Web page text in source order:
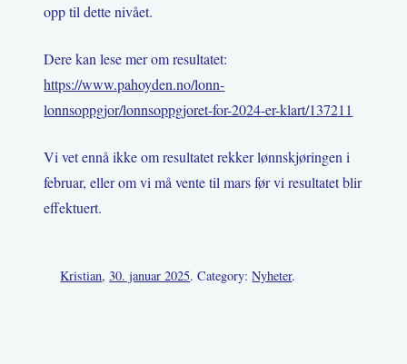
opp til dette nivået.
Dere kan lese mer om resultatet:
https://www.pahoyden.no/lonn-
lonnsoppgjor/lonnsoppgjoret-for-2024-er-klart/137211
Vi vet ennå ikke om resultatet rekker lønnskjøringen i
februar, eller om vi må vente til mars før vi resultatet blir
effektuert.
Kristian,30. januar 2025. Category:Nyheter.